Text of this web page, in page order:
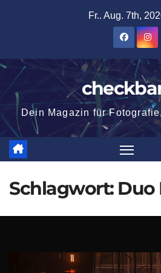
Fr.. Aug. 7th,
Dein Magazin für
Schlagwort: Duo